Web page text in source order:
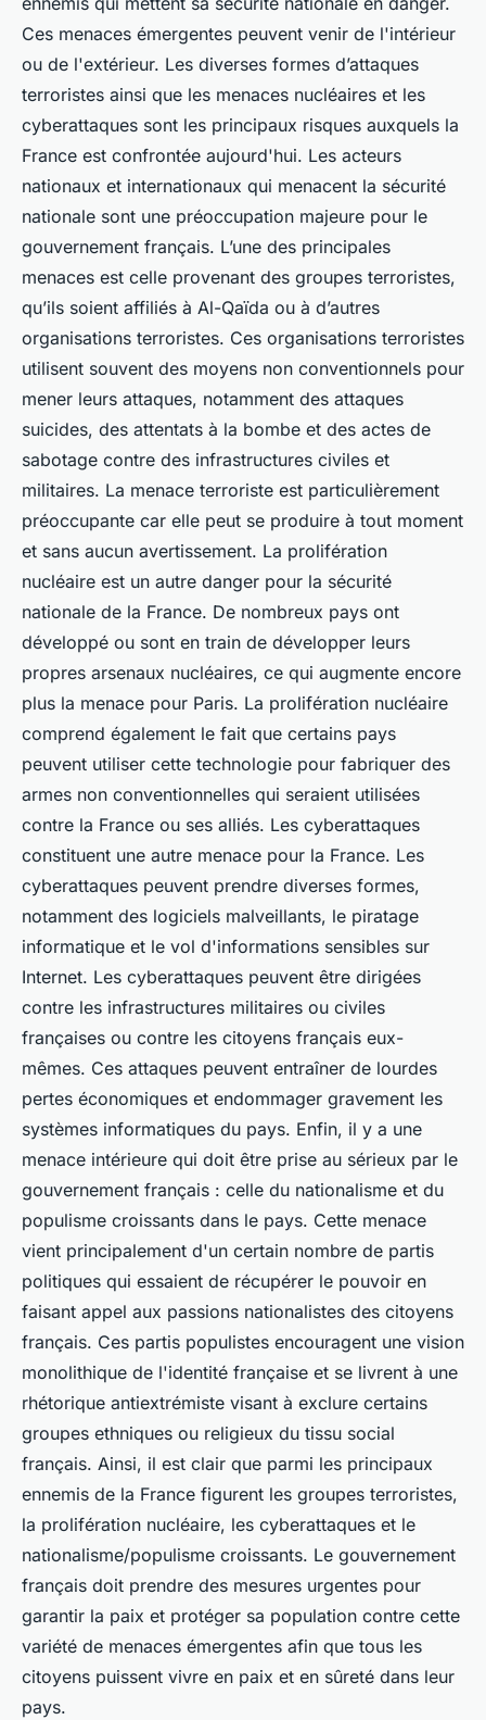
Ces menaces émergentes peuvent venir de l'intérieur
ou de l'extérieur. Les diverses formes d’attaques
terroristes ainsi que les menaces nucléaires et les
cyberattaques sont les principaux risques auxquels la
France est confrontée aujourd'hui. Les acteurs
nationaux et internationaux qui menacent la sécurité
nationale sont une préoccupation majeure pour le
gouvernement français. L’une des principales
menaces est celle provenant des groupes terroristes,
qu’ils soient affiliés à Al-Qaïda ou à d’autres
organisations terroristes. Ces organisations terroristes
utilisent souvent des moyens non conventionnels pour
mener leurs attaques, notamment des attaques
suicides, des attentats à la bombe et des actes de
sabotage contre des infrastructures civiles et
militaires. La menace terroriste est particulièrement
préoccupante car elle peut se produire à tout moment
et sans aucun avertissement. La prolifération
nucléaire est un autre danger pour la sécurité
nationale de la France. De nombreux pays ont
développé ou sont en train de développer leurs
propres arsenaux nucléaires, ce qui augmente encore
plus la menace pour Paris. La prolifération nucléaire
comprend également le fait que certains pays
peuvent utiliser cette technologie pour fabriquer des
armes non conventionnelles qui seraient utilisées
contre la France ou ses alliés. Les cyberattaques
constituent une autre menace pour la France. Les
cyberattaques peuvent prendre diverses formes,
notamment des logiciels malveillants, le piratage
informatique et le vol d'informations sensibles sur
Internet. Les cyberattaques peuvent être dirigées
contre les infrastructures militaires ou civiles
françaises ou contre les citoyens français eux-
mêmes. Ces attaques peuvent entraîner de lourdes
pertes économiques et endommager gravement les
systèmes informatiques du pays. Enfin, il y a une
menace intérieure qui doit être prise au sérieux par le
gouvernement français : celle du nationalisme et du
populisme croissants dans le pays. Cette menace
vient principalement d'un certain nombre de partis
politiques qui essaient de récupérer le pouvoir en
faisant appel aux passions nationalistes des citoyens
français. Ces partis populistes encouragent une vision
monolithique de l'identité française et se livrent à une
rhétorique antiextrémiste visant à exclure certains
groupes ethniques ou religieux du tissu social
français. Ainsi, il est clair que parmi les principaux
ennemis de la France figurent les groupes terroristes,
la prolifération nucléaire, les cyberattaques et le
nationalisme/populisme croissants. Le gouvernement
français doit prendre des mesures urgentes pour
garantir la paix et protéger sa population contre cette
variété de menaces émergentes afin que tous les
citoyens puissent vivre en paix et en sûreté dans leur
pays.